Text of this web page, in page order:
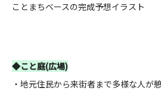
ことまちベースの完成予想イラスト
◆こと庭(広場)
・地元住民から来街者まで多様な人が